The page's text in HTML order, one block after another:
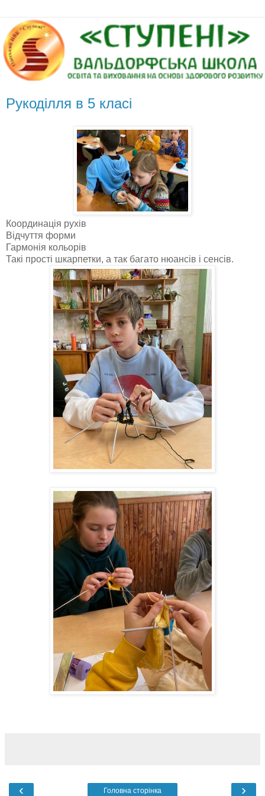
Рукоділля в 5 класі
Координація рухів
Відчуття форми
Гармонія кольорів
Такі прості шкарпетки, а так багато нюансів і сенсів.
‹ ›
Головна сторінка